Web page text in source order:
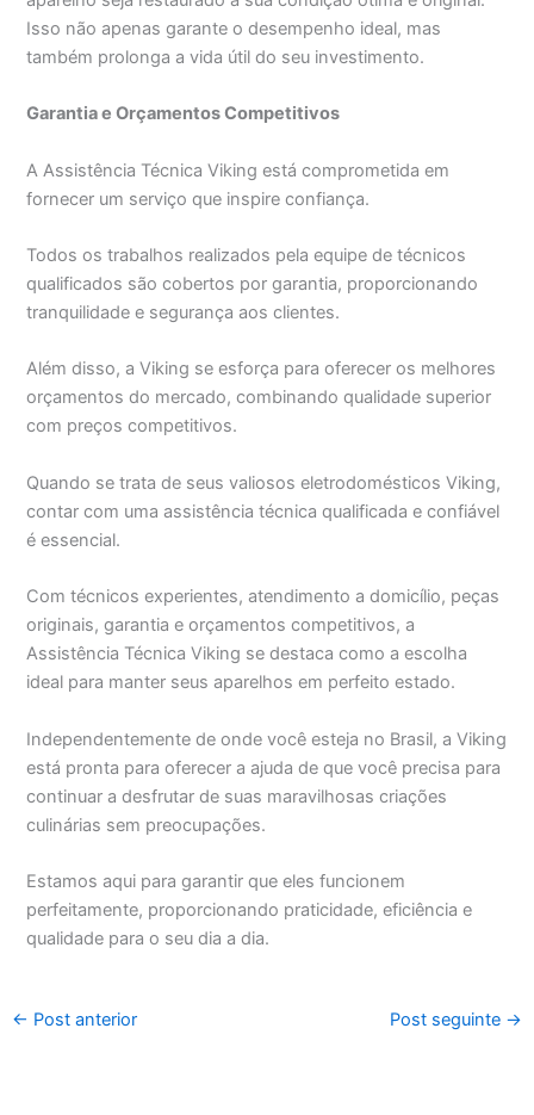
Isso não apenas garante o desempenho ideal, mas
também prolonga a vida útil do seu investimento.
Garantia e Orçamentos Competitivos
A Assistência Técnica Viking está comprometida em
fornecer um serviço que inspire confiança.
Todos os trabalhos realizados pela equipe de técnicos
qualificados são cobertos por garantia, proporcionando
tranquilidade e segurança aos clientes.
Além disso, a Viking se esforça para oferecer os melhores
orçamentos do mercado, combinando qualidade superior
com preços competitivos.
Quando se trata de seus valiosos eletrodomésticos Viking,
contar com uma assistência técnica qualificada e confiável
é essencial.
Com técnicos experientes, atendimento a domicílio, peças
originais, garantia e orçamentos competitivos, a
Assistência Técnica Viking se destaca como a escolha
ideal para manter seus aparelhos em perfeito estado.
Independentemente de onde você esteja no Brasil, a Viking
está pronta para oferecer a ajuda de que você precisa para
continuar a desfrutar de suas maravilhosas criações
culinárias sem preocupações.
Estamos aqui para garantir que eles funcionem
perfeitamente, proporcionando praticidade, eficiência e
qualidade para o seu dia a dia.
← Post anterior Post seguinte →